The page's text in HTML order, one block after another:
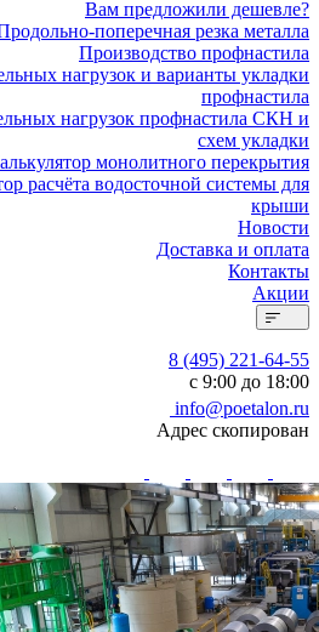
Вам предложили дешевле?
поперечная резка металла
Производство профнастила
нагрузок и варианты укладки
профнастила
нагрузок профнастила СКН и
схем укладки
монолитного перекрытия
расчёта водосточной системы для
крыши
Новости
Доставка и оплата
Контакты
Акции
8 (495) 221-64-55
с 9:00 до 18:00
info@poetalon.ru
Адрес скопирован